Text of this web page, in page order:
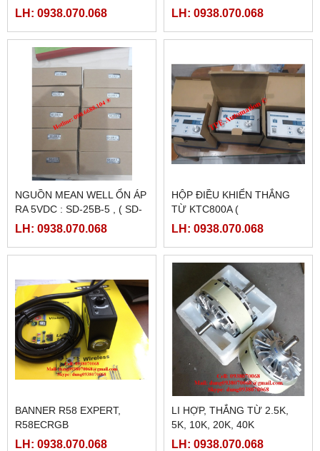
LH: 0938.070.068 LH: 0938.070.068
NGUỒN MEAN WELL ỔN ÁP
RA 5VDC : SD-25B-5 , ( SD-
25B-12, SD-25B-24)
LH: 0938.070.068
HỘP ĐIỀU KHIỂN THẮNG
TỪ KTC800A (
24VDC/4AMPE)
LH: 0938.070.068
BANNER R58 EXPERT,
R58ECRGB
LH: 0938.070.068
LI HỢP, THẮNG TỪ 2.5K,
5K, 10K, 20K, 40K
LH: 0938.070.068